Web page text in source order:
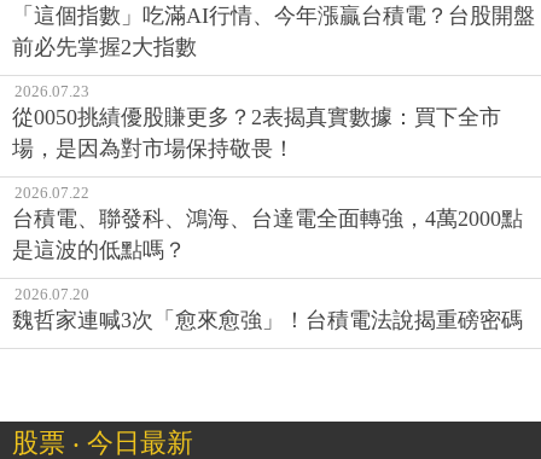
「這個指數」吃滿AI行情、今年漲贏台積電？台股開盤
前必先掌握2大指數
2026.07.23
從0050挑績優股賺更多？2表揭真實數據：買下全市
場，是因為對市場保持敬畏！
2026.07.22
台積電、聯發科、鴻海、台達電全面轉強，4萬2000點
是這波的低點嗎？
2026.07.20
魏哲家連喊3次「愈來愈強」！台積電法說揭重磅密碼
股票 ‧ 今日最新